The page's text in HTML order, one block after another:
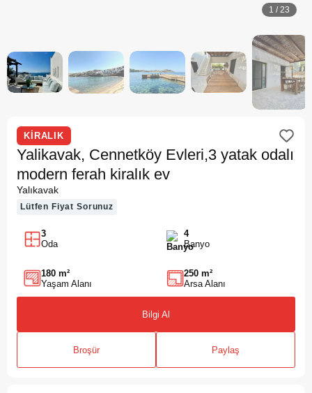
1 /23
KİRALIK
Yalikavak, Cennetköy Evleri,3 yatak odalı
modern ferah kiralık ev
Yalıkavak
Lütfen Fiyat Sorunuz
3
Oda
4
Banyo
180 m²
Yaşam Alanı
250 m²
Arsa Alanı
Bilgi Al
Broşür Paylaş